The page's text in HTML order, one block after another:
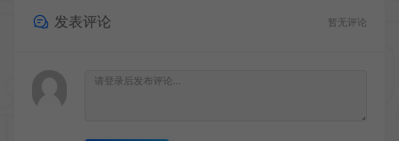
发表评论 暂无评论